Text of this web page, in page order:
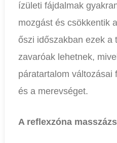
ízületi fájdalmak
mozgást és csökkentik
őszi időszakban ezek a
zavaróak lehetnek,
páratartalom változásai
és a merevséget.
A reflexzóna